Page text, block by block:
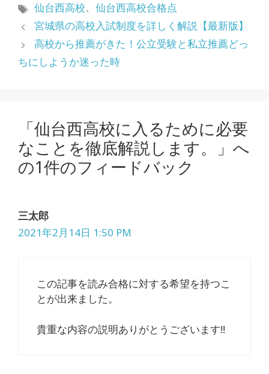
テ
ゴ
リ
ー
タ
グ
仙台西高校、仙台西高校合格点
宮城県の高校入試制度を詳しく解説【最新版】
高校から推薦がきた！公立受験と私立推薦どっ
ちにしようか迷った時
「仙台西高校に入るために必要
なことを徹底解説します。」へ
の1件のフィードバック
三太郎
2021年2月14日 1:50 PM
この記事を読み合格に対する希望を持つこ
とが出来ました。
貴重な内容の説明ありがとうございます!!